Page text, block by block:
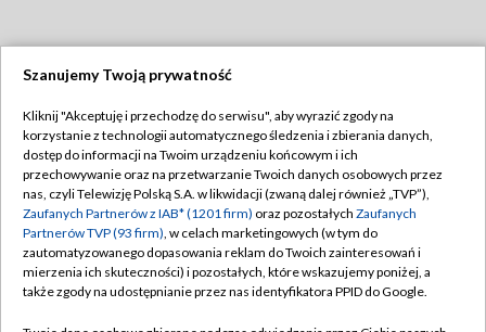
TVP
Abonament TVP
Emisja w TVP
Centrum informacji TVP
Naziemna Telewizja Cyfrowa
Regulamin TVP
Polityka prywatności
Moje zgody
Pomoc
Szanujemy Twoją prywatność
Kliknij "Akceptuję i przechodzę do serwisu", aby wyrazić zgody na
korzystanie z technologii automatycznego śledzenia i zbierania danych,
dostęp do informacji na Twoim urządzeniu końcowym i ich
przechowywanie oraz na przetwarzanie Twoich danych osobowych przez
nas, czyli Telewizję Polską S.A. w likwidacji (zwaną dalej również „TVP”),
Zaufanych Partnerów z IAB* (1201 firm) oraz pozostałych Zaufanych
Partnerów TVP (93 firm), w celach marketingowych (w tym do
zautomatyzowanego dopasowania reklam do Twoich zainteresowań i
mierzenia ich skuteczności) i pozostałych, które wskazujemy poniżej, a
także zgody na udostępnianie przez nas identyfikatora PPID do Google.